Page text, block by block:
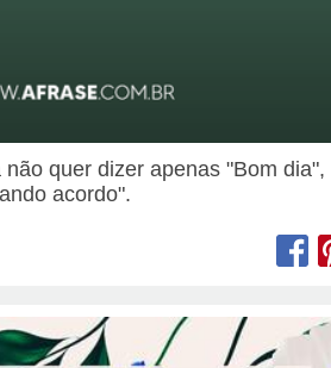
quer dizer apenas "Bom dia",
acordo".